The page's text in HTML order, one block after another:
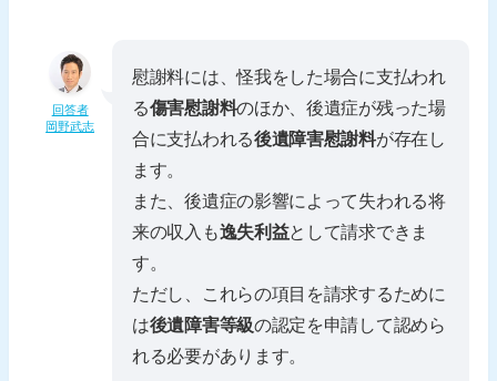
回答者
岡野武志
慰謝料には、怪我をした場合に支払われ
る傷害慰謝料のほか、後遺症が残った場
合に支払われる後遺障害慰謝料が存在し
ます。
また、後遺症の影響によって失われる将
来の収入も逸失利益として請求できま
す。
ただし、これらの項目を請求するために
は後遺障害等級の認定を申請して認めら
れる必要があります。